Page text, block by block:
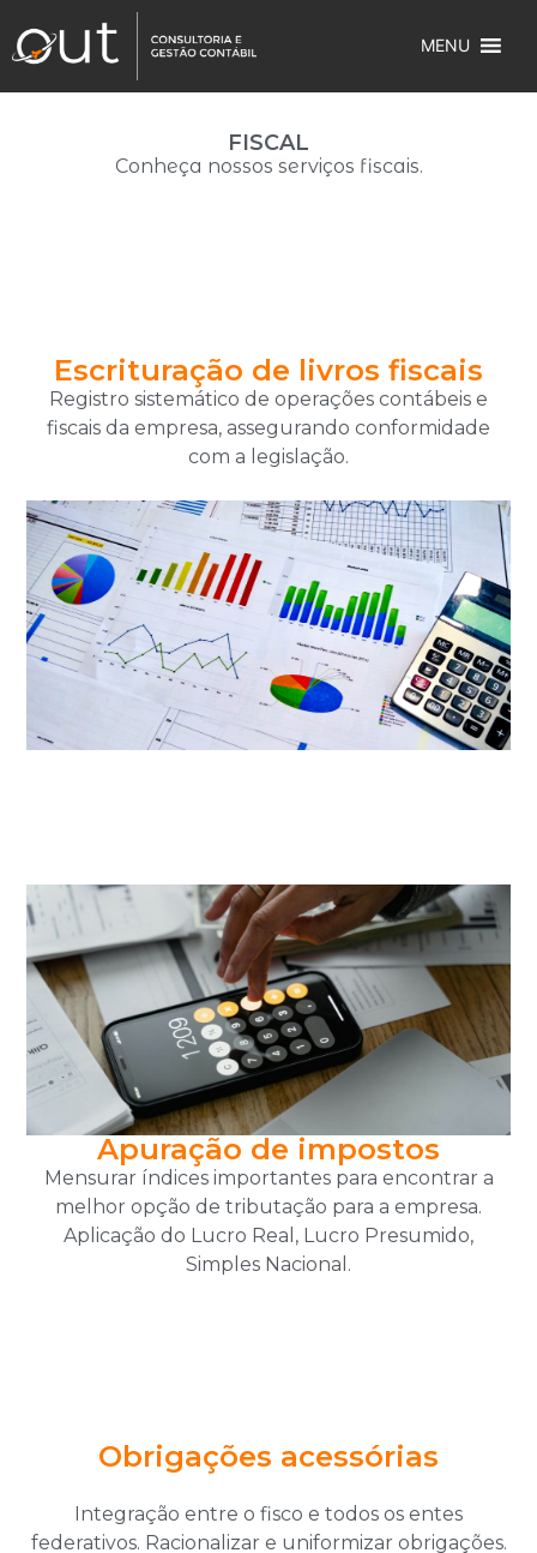
MENU
FISCAL
Conheça nossos serviços fiscais.
Escrituração de livros fiscais
Registro sistemático de operações contábeis e
fiscais da empresa, assegurando conformidade
com a legislação.
Apuração de impostos
Mensurar índices importantes para encontrar a
melhor opção de tributação para a empresa.
Aplicação do Lucro Real, Lucro Presumido,
Simples Nacional.
Obrigações acessórias
Integração entre o fisco e todos os entes
federativos. Racionalizar e uniformizar obrigações.